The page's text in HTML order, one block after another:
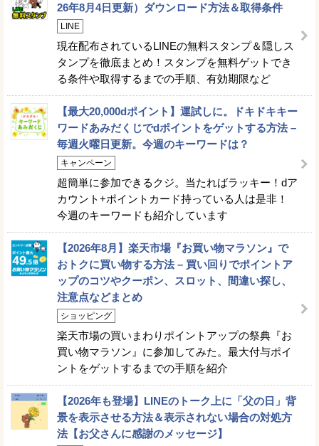
26年8月4日更新）ダウンロード方法＆取得条件
LINE
現在配布されているLINEの無料スタンプ＆隠しス
タンプを徹底まとめ！スタンプを無料ゲットでき
る条件や取得するまでの手順、有効期限など
【最大20,000dポイント】運試しに。ドキドキキー
ワードあみだくじでdポイントをゲットする方法 –
毎週火曜日更新。今週のキーワードは？
キャンペーン
超簡単に参加できるクジ。当たればラッキー！dア
カウント+ポイントカード持っている人は是非！
今週のキーワードも紹介しています
【2026年8月】楽天市場『お買い物マラソン』で
おトクに買い物する方法 – 買い回りでポイントア
ップのコツやクーポン、スロット、間違い探し、
注意点などまとめ
ショッピング
楽天市場の買いまわりポイントアップの祭典『お
買い物マラソン』に参加してみた。最大付与ポイ
ントをゲットするまでの手順を紹介
【2026年も登場】LINEのトーク上に「父の日」背
景を表示させる方法＆表示されない場合の対処方
法【お父さんに感謝のメッセージ】